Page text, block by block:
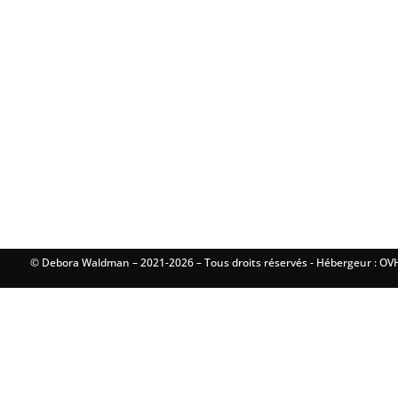
© Debora Waldman – 2021-2026 – Tous droits réservés - Hébergeur :